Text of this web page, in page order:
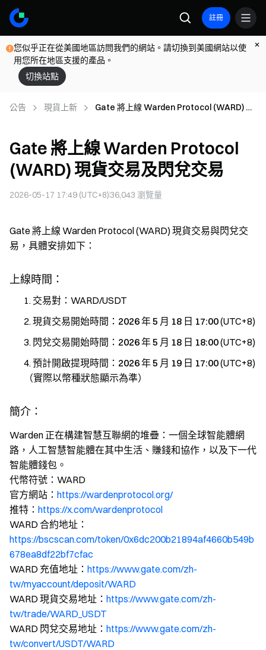
註冊
您似乎正在從美國地區訪問我們的網站。請切換到美國網站以使
用您所在地區支援的產品。
切換站點
公告 現貨上新
Gate 將上線 Warden Protocol (WARD) 現
Gate 將上線 Warden Protocol
(WARD) 現貨交易及閃兌交易
2026-05-17 17:49 (UTC+8)36,043 瀏覽量
Gate 將上線 Warden Protocol (WARD) 現貨交易與閃兌交
易，具體安排如下：
上線時間：
交易對：WARD/USDT
現貨交易開始時間： 2026 年 5 月 18 日 17:00(UTC+8)
閃兌交易開始時間： 2026 年 5 月 18 日 18:00(UTC+8)
預計開啟提現時間： 2026 年 5 月 19 日 17:00(UTC+8)
（實際以幣種狀態顯示為準）
簡介：
Warden 正在構建智慧互聯網的堆疊：一個全球智能體網
路，人工智慧智能體在其中生活、賺錢和協作，以及下一代
智能體錢包。
代幣符號：WARD
官方網站： https://wardenprotocol.org/
推特： https://x.com/wardenprotocol
WARD 合約地址：
https://bscscan.com/token/0x6dc200b21894af4660b549b
678ea8df22bf7cfac
WARD 充值地址： https://www.gate.com/zh-
tw/myaccount/deposit/WARD
WARD 現貨交易地址： https://www.gate.com/zh-
tw/trade/WARD_USDT
WARD 閃兌交易地址： https://www.gate.com/zh-
tw/convert/USDT/WARD